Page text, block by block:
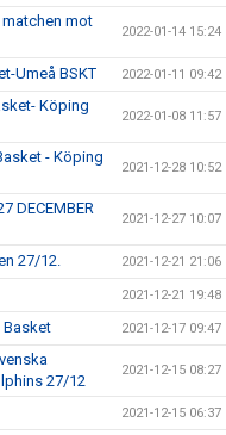
mot
2022-01-14 15:24
Umeå BSKT 2022-01-11 09:42
Köping
2022-01-08 11:57
- Köping
2021-12-28 10:52
DECEMBER
2021-12-27 10:07
27/12. 2021-12-21 21:06
2021-12-21 19:48
Basket 2021-12-17 09:47
27/12
2021-12-15 08:27
2021-12-15 06:37